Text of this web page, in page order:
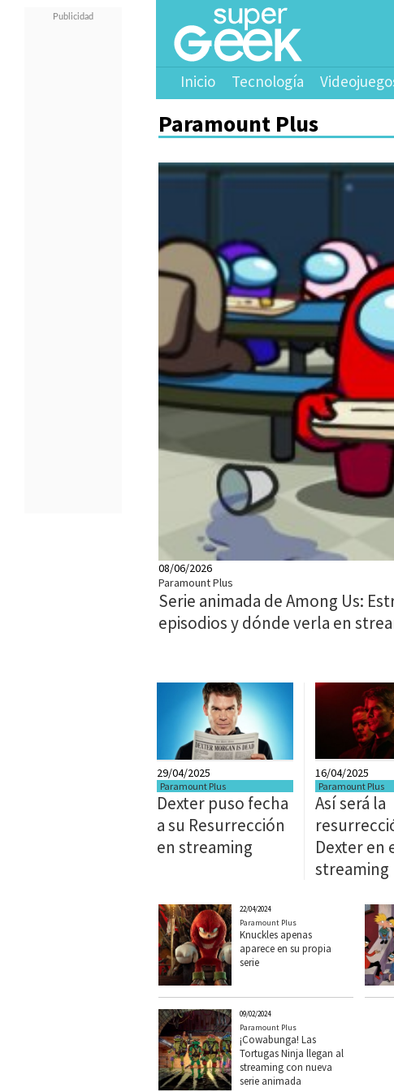
Inicio Tecnología
Paramount Plus
08/06/2026
Paramount Plus
Serie animada de Among Us:
episodios y dónde verla en
29/04/2025
Paramount Plus
Dexter puso fecha
a su Resurrección
en streaming
16/04/2025
Paramount Plus
Así será la
Dexter en
streaming
22/04/2024
Paramount Plus
Knuckles apenas
aparece en su propia
serie
09/02/2024
Paramount Plus
¡Cowabunga! Las
Tortugas Ninja llegan al
streaming con nueva
serie animada